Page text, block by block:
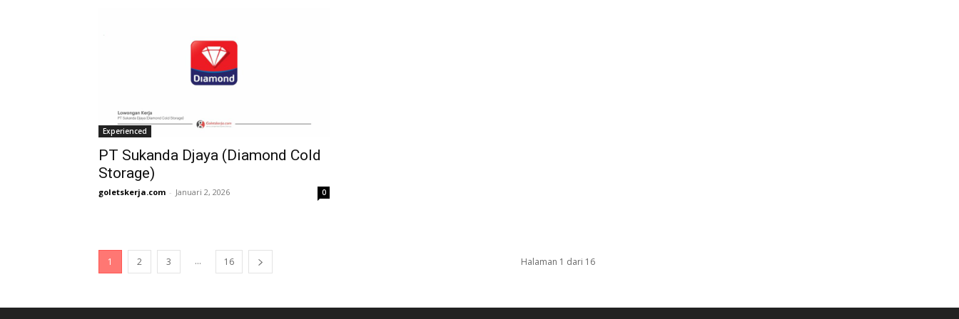
Experienced
PT Sukanda Djaya (Diamond Cold
Storage)
goletskerja.com - Januari 2, 2026 0
1 2 3 ... 16 Halaman 1 dari 16